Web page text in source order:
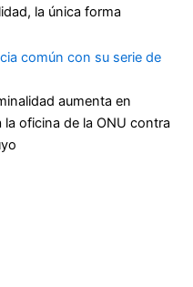
la única forma
común con su serie de
aumenta en
oficina de la ONU contra